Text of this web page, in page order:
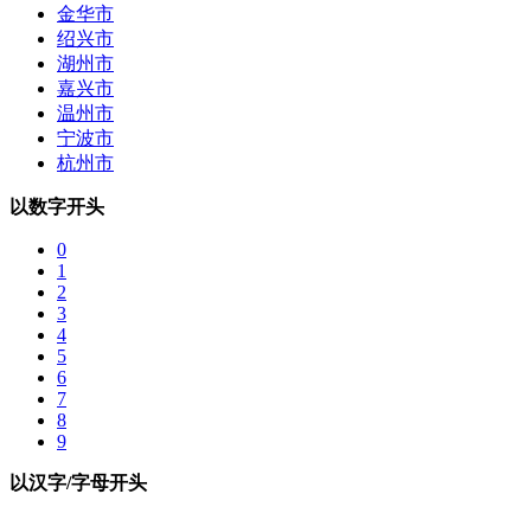
金华市
绍兴市
湖州市
嘉兴市
温州市
宁波市
杭州市
以数字开头
0
1
2
3
4
5
6
7
8
9
以汉字/字母开头